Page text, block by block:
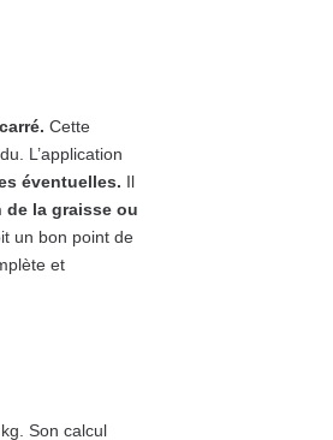
Cette
L’application
éventuelles. Il
de la graisse ou
un bon point de
et
Son calcul